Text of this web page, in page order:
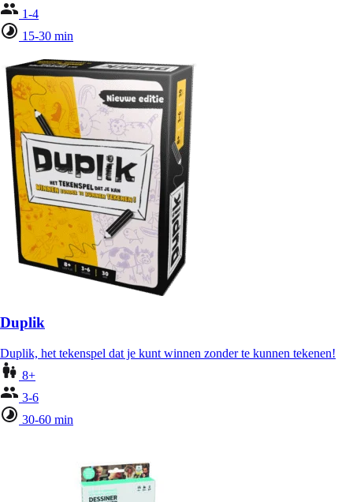
1-4
15-30 min
Duplik
Duplik, het tekenspel dat je kunt winnen zonder te kunnen tekenen!
8+
3-6
30-60 min